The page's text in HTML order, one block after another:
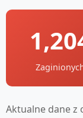
Aktualne dane z